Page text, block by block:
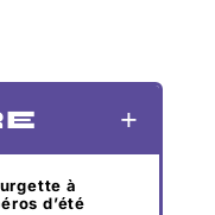
à
d’été